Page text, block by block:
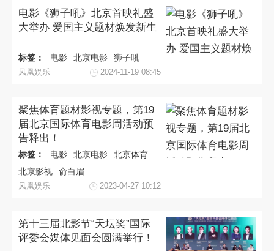
电影《狮子吼》北京首映礼盛
大举办 爱国主义题材焕发新生
标签： 电影 北京电影 狮子吼
凤凰娱乐 2024-11-19 08:45
聚焦体育题材影视专题，第19
届北京国际体育电影周活动预
告释出！
标签： 电影 北京电影
北京体育
北京影视
俞白眉
凤凰娱乐 2023-04-27 10:12
第十三届北影节“天坛奖”国际
评委会媒体见面会圆满举行！